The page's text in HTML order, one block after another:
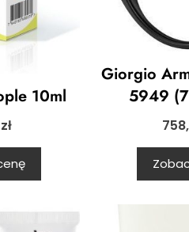
10ml
zł
Giorgio
5949